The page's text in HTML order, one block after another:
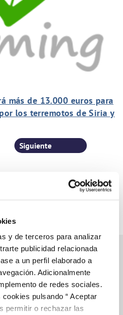
y de terceros para analizar
publicidad relacionada
a un perfil elaborado a
Adicionalmente
de redes sociales.
pulsando “ Aceptar
permitir o rechazar las
más de 13.000 euros para
los terremotos de Siria y
Página 19 de 77
Siguiente